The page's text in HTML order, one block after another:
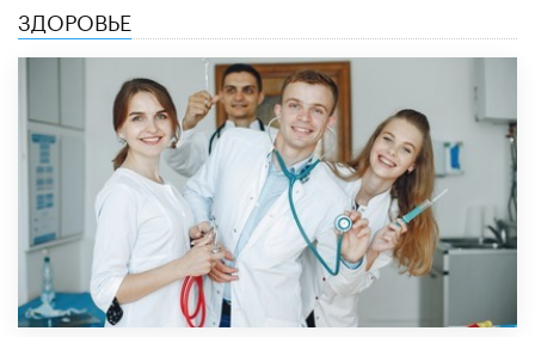
ЗДОРОВЬЕ